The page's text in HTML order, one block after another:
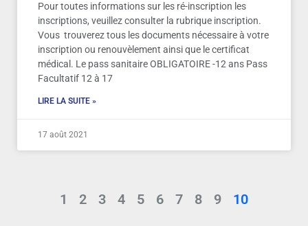
Pour toutes informations sur les ré-inscription les
inscriptions, veuillez consulter la rubrique inscription.
Vous trouverez tous les documents nécessaire à votre
inscription ou renouvèlement ainsi que le certificat
médical. Le pass sanitaire OBLIGATOIRE -12 ans Pass
Facultatif 12 à 17
LIRE LA SUITE »
17 août 2021
1 2 3 4 5 6 7 8 9 10